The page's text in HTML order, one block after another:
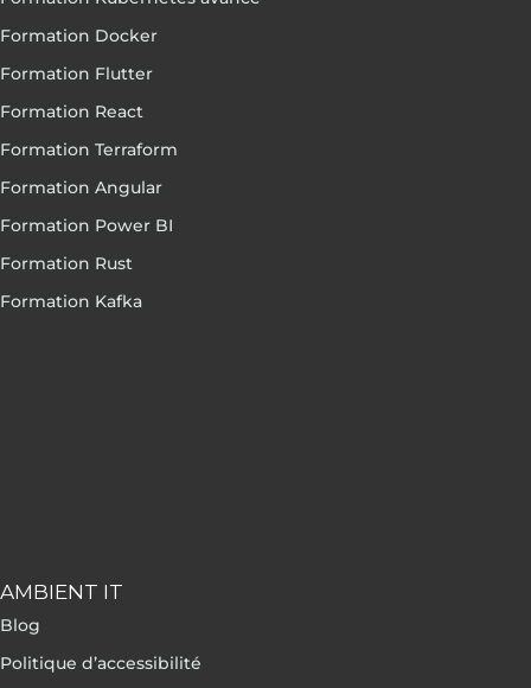
Formation Docker
Formation Flutter
Formation React
Formation Terraform
Formation Angular
Formation Power BI
Formation Rust
Formation Kafka
AMBIENT IT
Blog
Politique d’accessibilité